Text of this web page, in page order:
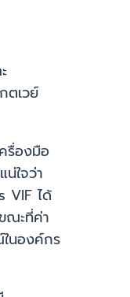
ตเวย์
รื่องมือ
ใจว่า
VIF ได้
ณะที่ค่า
นองค์กร